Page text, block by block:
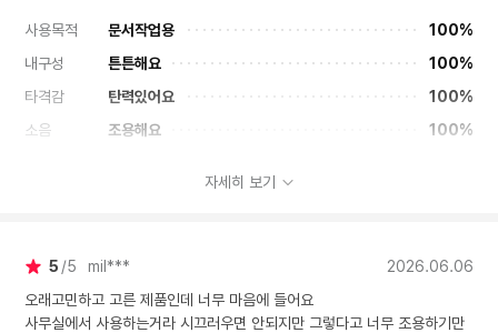
사용목적 문서작업용
100%
내구성
튼튼해요
100%
타격감
탄력있어요
100%
소음
조용해요
100%
자세히 보기
5 5 mil***
2026.06.06
오래고민하고 고른 제품인데 너무 마음에 들어요
사무실에서 사용하는거라 시끄러우면 안되지만 그렇다고 너무 조용하기만